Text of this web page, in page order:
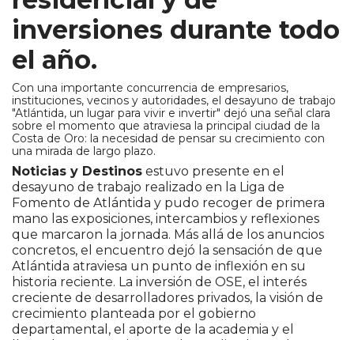
inversiones durante todo
el año.
Con una importante concurrencia de empresarios,
instituciones, vecinos y autoridades, el desayuno de trabajo
"Atlántida, un lugar para vivir e invertir" dejó una señal clara
sobre el momento que atraviesa la principal ciudad de la
Costa de Oro: la necesidad de pensar su crecimiento con
una mirada de largo plazo.
Noticias y Destinos estuvo presente en el
desayuno de trabajo realizado en la Liga de
Fomento de Atlántida y pudo recoger de primera
mano las exposiciones, intercambios y reflexiones
que marcaron la jornada. Más allá de los anuncios
concretos, el encuentro dejó la sensación de que
Atlántida atraviesa un punto de inflexión en su
historia reciente. La inversión de OSE, el interés
creciente de desarrolladores privados, la visión de
crecimiento planteada por el gobierno
departamental, el aporte de la academia y el